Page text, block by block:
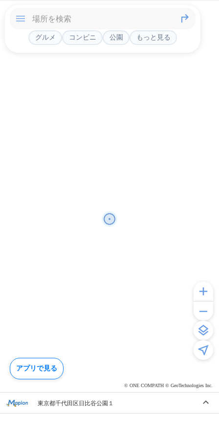
© ONE COMPATH © GeoTechnologies Inc.
グルメ コンビニ 公園 もっと見る
東京都千代田区日比谷公園１
アプリで見る